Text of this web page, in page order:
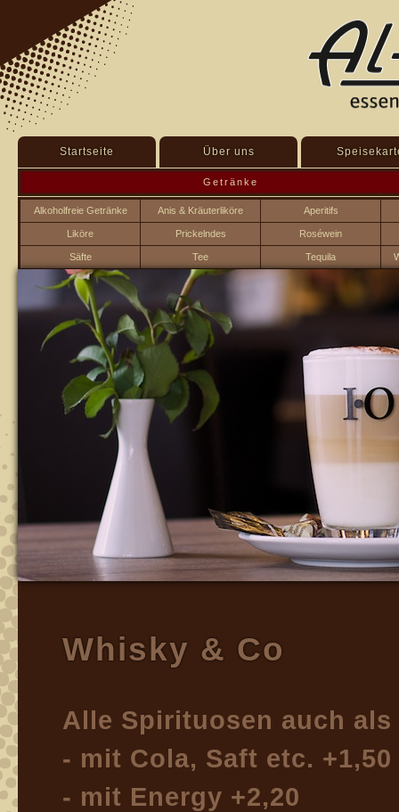
Startseite Über uns
Getränke
Alkoholfreie Getränke Anis & Kräuterliköre Aperitifs
Liköre Prickelndes Roséwein
Säfte Tee Tequila
Whisky & Co
Alle Spirituosen auch
- mit Cola, Saft etc. +1,50
- mit Energy +2,20